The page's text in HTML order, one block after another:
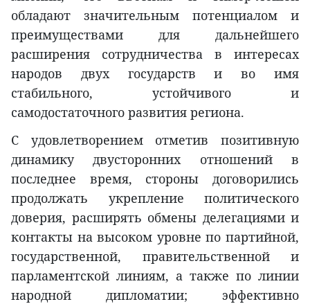
обладают значительным потенциалом и
преимуществами для дальнейшего
расширения сотрудничества в интересах
народов двух государств и во имя
стабильного, устойчивого и
самодостаточного развития региона.
С удовлетворением отметив позитивную
динамику двусторонних отношений в
последнее время, стороны договорились
продолжать укрепление политического
доверия, расширять обмены делегациями и
контакты на высоком уровне по партийной,
государственной, правительственной и
парламентской линиям, а также по линии
народной дипломатии; эффективно